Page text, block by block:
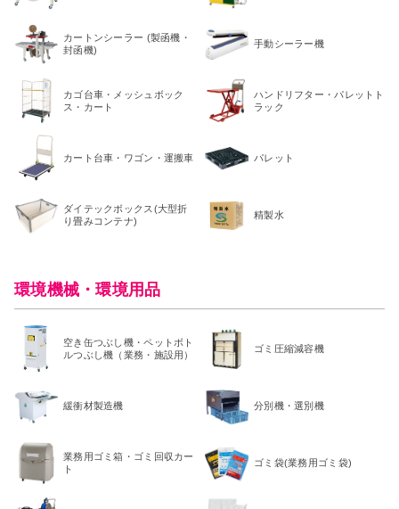
カートンシーラー (製函機・
封函機)
手動シーラー機
カゴ台車・メッシュボック
ス・カート
ハンドリフター・パレットト
ラック
カート台車・ワゴン・運搬車 パレット
ダイテックボックス(大型折
り畳みコンテナ)
精製水
環境機械・環境用品
空き缶つぶし機・ペットボト
ルつぶし機（業務・施設用）
ゴミ圧縮減容機
緩衝材製造機 分別機・選別機
業務用ゴミ箱・ゴミ回収カー
ト
ゴミ袋(業務用ゴミ袋)